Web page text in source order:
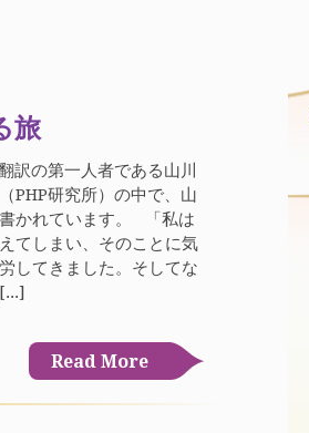
旅
訳の第一人者である山川
PHP研究所）の中で、山
かれています。 「私は
てしまい、そのことに気
してきました。そしてな
Read More